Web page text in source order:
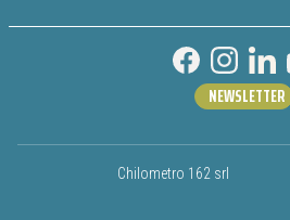
Chilometro 162 srl
NEWSLETTER